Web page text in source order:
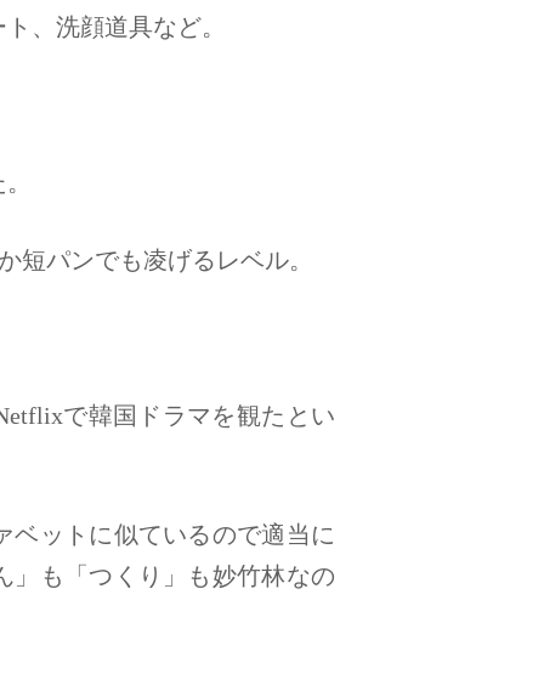
、洗顔道具など。
短パンでも凌げるレベル。
で韓国ドラマを観たとい
ベットに似ているので適当に
」も「つくり」も妙竹林なの